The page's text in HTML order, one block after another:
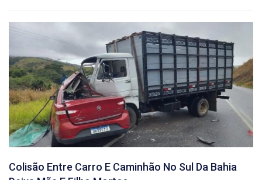
Colisão Entre Carro E Caminhão No Sul Da Bahia